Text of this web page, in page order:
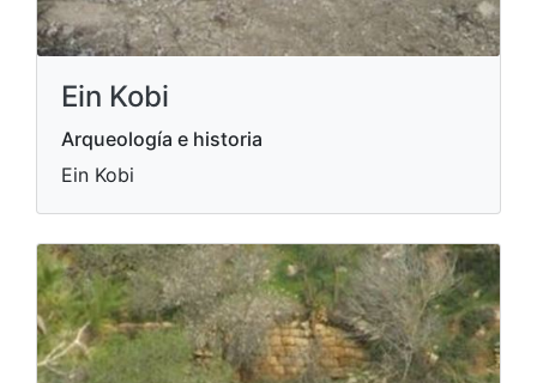
Ein Kobi
Arqueología e historia
Ein Kobi